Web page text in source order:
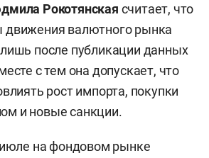
Рокотянская считает, что
движения валютного рынка
после публикации данных
с тем она допускает, что
рост импорта, покупки
и новые санкции.
на фондовом рынке